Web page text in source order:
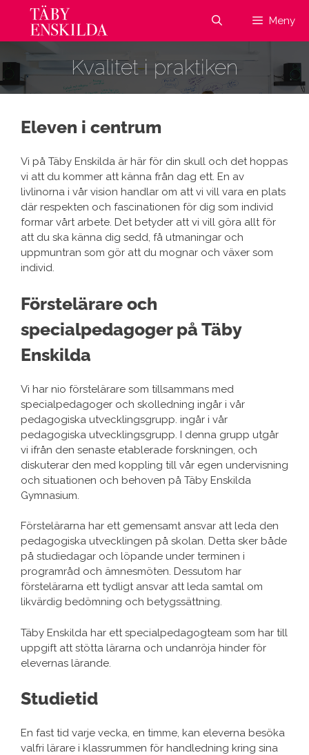
Hoppa
innehåll
Meny
Kvalitet i praktiken
Eleven i centrum
Vi på Täby Enskilda är här för din skull och det hoppas
vi att du kommer att känna från dag ett. En av
livlinorna i vår vision handlar om att vi vill vara en plats
där respekten och fascinationen för dig som individ
formar vårt arbete. Det betyder att vi vill göra allt för
att du ska känna dig sedd, få utmaningar och
uppmuntran som gör att du mognar och växer som
individ.
Förstelärare och
specialpedagoger på Täby
Enskilda
Vi har nio förstelärare som tillsammans med
specialpedagoger och skolledning ingår i vår
pedagogiska utvecklingsgrupp. ingår i vår
pedagogiska utvecklingsgrupp. I denna grupp utgår
vi ifrån den senaste etablerade forskningen, och
diskuterar den med koppling till vår egen undervisning
och situationen och behoven på Täby Enskilda
Gymnasium.
Förstelärarna har ett gemensamt ansvar att leda den
pedagogiska utvecklingen på skolan. Detta sker både
på studiedagar och löpande under terminen i
programråd och ämnesmöten. Dessutom har
förstelärarna ett tydligt ansvar att leda samtal om
likvärdig bedömning och betygssättning.
Täby Enskilda har ett specialpedagogteam som har till
uppgift att stötta lärarna och undanröja hinder för
elevernas lärande.
Studietid
En fast tid varje vecka, en timme, kan eleverna besöka
valfri lärare i klassrummen för handledning kring sina